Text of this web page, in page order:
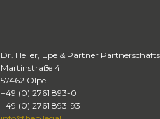
Dr. Heller, Epe & Partner
Martinstraße 4
57462 Olpe
+49 (0) 2761 893-0
+49 (0) 2761 893-93